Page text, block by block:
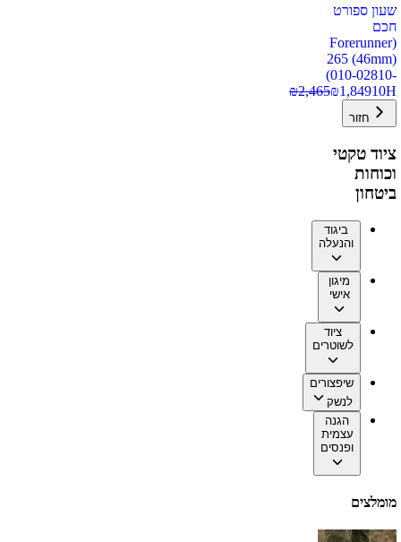
שעון ספורט
חכם
(Forerunner
265 (46mm)
(010-02810-
10H
₪1,849
₪2,465
חזור
ציוד טקטי
וכוחות
ביטחון
ביגוד
והנעלה
מיגון
אישי
ציוד
לשוטרים
שיפצורים
לנשק
הגנה
עצמית
ופנסים
מומלצים